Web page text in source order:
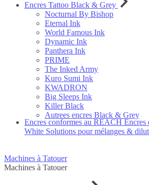
Encres Tattoo Black & Grey
Nocturnal By Bishop
Eternal Ink
World Famous Ink
Dynamic Ink
Panthera Ink
PRIME
The Inked Army
Kuro Sumi Ink
KWADRON
Big Sleeps Ink
Killer Black
Autrees encres Black & Grey
Encres conformes au REACH Encres
White Solutions pour mélanges &
Machines à Tatouer
Machines à Tatouer